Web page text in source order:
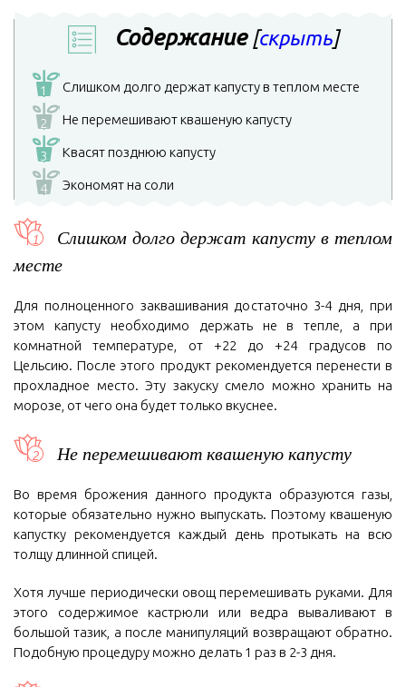
Содержание [скрыть]
1 Слишком долго держат капусту в теплом месте
2 Не перемешивают квашеную капусту
3 Квасят позднюю капусту
4 Экономят на соли
Слишком долго держат капусту в теплом
месте
Для полноценного заквашивания достаточно 3-4 дня, при
этом капусту необходимо держать не в тепле, а при
комнатной температуре, от +22 до +24 градусов по
Цельсию. После этого продукт рекомендуется перенести в
прохладное место. Эту закуску смело можно хранить на
морозе, от чего она будет только вкуснее.
Не перемешивают квашеную капусту
Во время брожения данного продукта образуются газы,
которые обязательно нужно выпускать. Поэтому квашеную
капустку рекомендуется каждый день протыкать на всю
толщу длинной спицей.
Хотя лучше периодически овощ перемешивать руками. Для
этого содержимое кастрюли или ведра вываливают в
большой тазик, а после манипуляций возвращают обратно.
Подобную процедуру можно делать 1 раз в 2-3 дня.